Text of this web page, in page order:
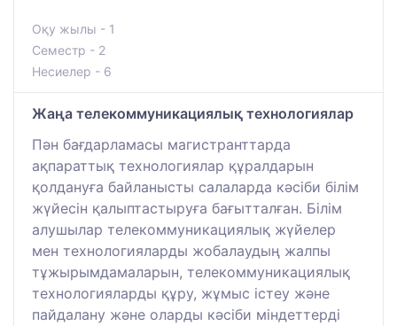
Оқу жылы - 1
Семестр - 2
Несиелер - 6
Жаңа телекоммуникациялық технологиялар
Пән бағдарламасы магистранттарда
ақпараттық технологиялар құралдарын
қолдануға байланысты салаларда кәсіби білім
жүйесін қалыптастыруға бағытталған. Білім
алушылар телекоммуникациялық жүйелер
мен технологияларды жобалаудың жалпы
тұжырымдамаларын, телекоммуникациялық
технологияларды құру, жұмыс істеу және
пайдалану және оларды кәсіби міндеттерді